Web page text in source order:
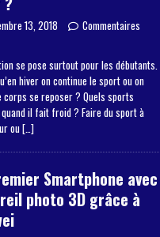
13, 2018
Commentaires
se pose surtout pour les débutants.
hiver on continue le sport ou on
corps se reposer ? Quels sports
il fait froid ? Faire du sport à
ou[…]
Smartphone avec
photo 3D grâce à